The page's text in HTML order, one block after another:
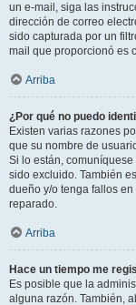
un e-mail, siga las
dirección de correo
sido capturada por un
mail que proporcionó es
Arriba
¿Por qué no puedo
Existen varias razones
que su nombre de
Si lo están,
sido excluido. También
dueño y/o tenga fallos
reparado.
Arriba
Hace un tiempo me
Es posible que la
alguna razón. También,